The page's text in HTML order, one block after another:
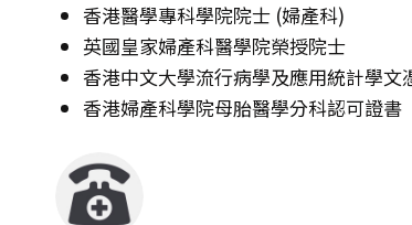
香港醫學專科學院院士 (婦產科)
英國皇家婦產科醫學院榮授院士
香港中文大學流行病學及應用統計學文
香港婦產科學院母胎醫學分科認可證書